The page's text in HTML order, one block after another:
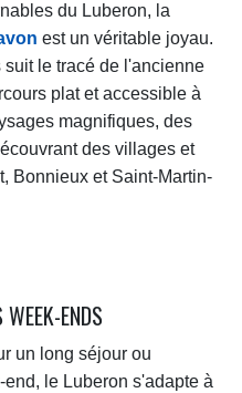
du Luberon, la
est un véritable joyau.
le tracé de l'ancienne
plat et accessible à
magnifiques, des
des villages et
Bonnieux et Saint-Martin-
ENDS
un long séjour ou
le Luberon s'adapte à